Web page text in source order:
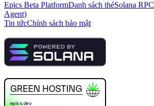
Epics Beta PlatformDanh sách thẻSolana RPC
Agent)
Tin tứcChính sách bảo mật